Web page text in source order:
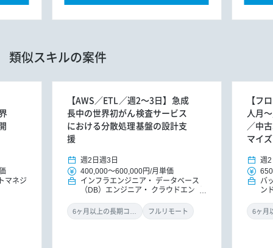
類似スキルの案件
マネジ
【AWS／ETL／週2～3日】急成
長中の世界初がん検査サービス
における分散処理基盤の設計支
援
週2日 週3日
400,000～600,000円/月単価
インフラエンジニア
データベース
（DB）エンジニア
クラウドエンジ
フルリモート
【フ
人月
／中
マイ
週2
バ
ン
リ